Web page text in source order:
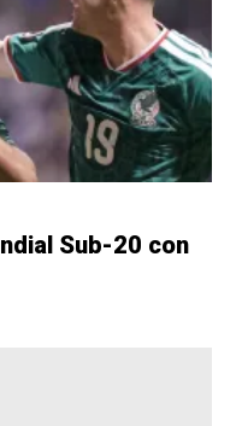
Sub-20 con